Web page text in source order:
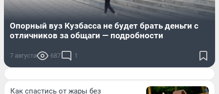
Опорный вуз Кузбасса не будет брать деньги с
отличников за общаги — подробности
7 августа 687 1
Как спастись от жары без